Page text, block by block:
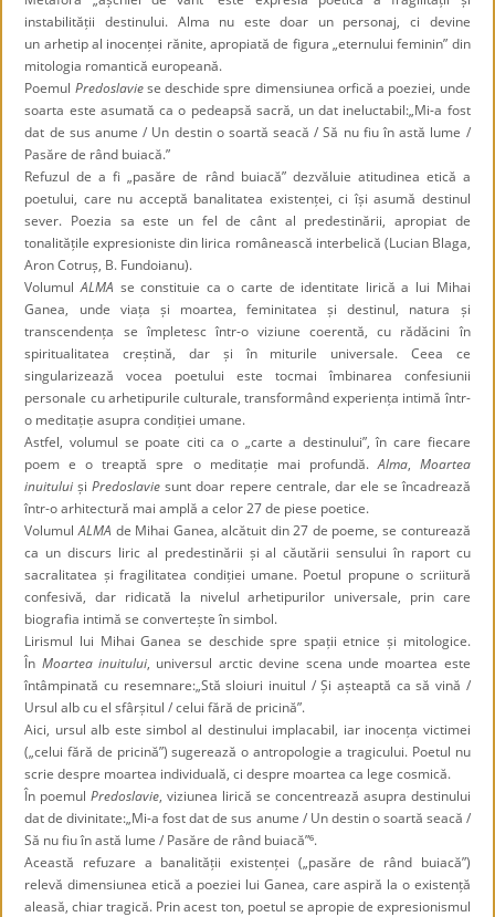
instabilității destinului. Alma nu este doar un personaj, ci devine
un arhetip al inocenței rănite, apropiată de figura „eternului feminin” din
mitologia romantică europeană.
Poemul Predoslaviese deschide spre dimensiunea orfică a poeziei, unde
soarta este asumată ca o pedeapsă sacră, un dat ineluctabil:„Mi-a fost
dat de sus anume / Un destin o soartă seacă / Să nu fiu în astă lume /
Pasăre de rând buiacă.”
Refuzul de a fi „pasăre de rând buiacă” dezvăluie atitudinea etică a
poetului, care nu acceptă banalitatea existenței, ci își asumă destinul
sever. Poezia sa este un fel de cânt al predestinării, apropiat de
tonalitățile expresioniste din lirica românească interbelică (Lucian Blaga,
Aron Cotruș, B. Fundoianu).
VolumulALMA se constituie ca o carte de identitate lirică a lui Mihai
Ganea, unde viața și moartea, feminitatea și destinul, natura și
transcendența se împletesc într-o viziune coerentă, cu rădăcini în
spiritualitatea creștină, dar și în miturile universale. Ceea ce
singularizează vocea poetului este tocmai îmbinarea confesiunii
personale cu arhetipurile culturale, transformând experiența intimă într-
o meditație asupra condiției umane.
Astfel, volumul se poate citi ca o „carte a destinului”, în care fiecare
poem e o treaptă spre o meditație mai profundă.Alma, Moartea
inuitului șiPredoslavie sunt doar repere centrale, dar ele se încadrează
într-o arhitectură mai amplă a celor 27 de piese poetice.
VolumulALMA de Mihai Ganea, alcătuit din 27 de poeme, se conturează
ca un discurs liric al predestinării și al căutării sensului în raport cu
sacralitatea și fragilitatea condiției umane. Poetul propune o scriitură
confesivă, dar ridicată la nivelul arhetipurilor universale, prin care
biografia intimă se convertește în simbol.
Lirismul lui Mihai Ganea se deschide spre spații etnice și mitologice.
În Moartea inuitului, universul arctic devine scena unde moartea este
întâmpinată cu resemnare:„Stă sloiuri inuitul / Și așteaptă ca să vină /
Ursul alb cu el sfârșitul / celui fără de pricină”.
Aici, ursul alb este simbol al destinului implacabil, iar inocența victimei
(„celui fără de pricină”) sugerează o antropologie a tragicului. Poetul nu
scrie despre moartea individuală, ci despre moartea ca lege cosmică.
În poemulPredoslavie, viziunea lirică se concentrează asupra destinului
dat de divinitate:„Mi-a fost dat de sus anume / Un destin o soartă seacă /
Să nu fiu în astă lume / Pasăre de rând buiacă”⁶.
Această refuzare a banalității existenței („pasăre de rând buiacă”)
relevă dimensiunea etică a poeziei lui Ganea, care aspiră la o existență
aleasă, chiar tragică. Prin acest ton, poetul se apropie de expresionismul